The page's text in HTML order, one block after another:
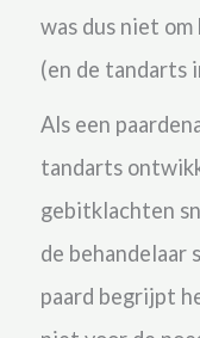
was dus niet
(en de tandarts
Als een
tandarts
gebitklachten
de behandelaar
paard begrijpt